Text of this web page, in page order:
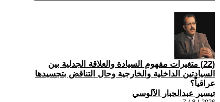
(22) متغيرات مفهوم السيادة والعلاقة الجدلية بين
السيادتين الداخلية والخارجية وحال التناقض بتجسيدها
عراقياً؟
تيسير عبدالجبار الآلوسي